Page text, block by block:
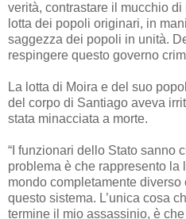
verità, contrastare il mucchio
lotta dei popoli originari, in
saggezza dei popoli in unità.
respingere questo governo
La lotta di Moira e del suo
del corpo di Santiago aveva
stata minacciata a morte.
“I funzionari dello Stato sanno
problema è che rappresento la
mondo completamente
questo sistema. L’unica cosa
termine il mio assassinio, è